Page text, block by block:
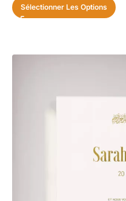
Sélectionner Les Options